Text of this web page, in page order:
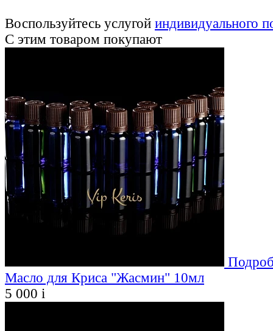
Воспользуйтесь услугой индивидуального
С этим товаром покупают
Масло для Криса "Жасмин" 10мл
5 000 i